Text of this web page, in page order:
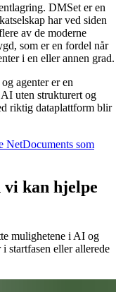
DMSet er en
har ved siden
av de moderne
som er en fordel når
i en eller annen grad.
agenter er en
uten strukturert og
riktig dataplattform blir
NetDocuments som
kan hjelpe
mulighetene i AI og
startfasen eller allerede